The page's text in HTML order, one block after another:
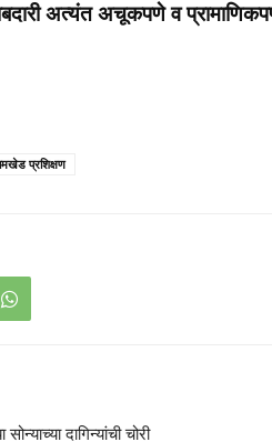
अत्यंत अचूकपणे व
प्रशिक्षण
दागिन्यांची चोरी